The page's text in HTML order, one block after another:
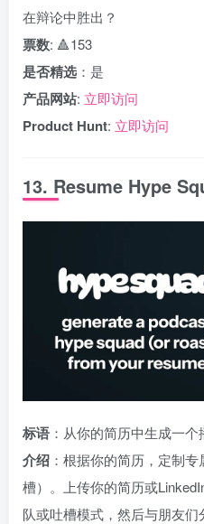
在辩论中胜出？
票数: 🔺153
是否精选 ：是
产品网站: 立即访问
Product Hunt: 立即访问
13. Resume Hype
标语 ：从你的简历中生成一
介绍 ：根据你的简历，定制
槽）。上传你的简历或
队或吐槽模式，然后与朋友